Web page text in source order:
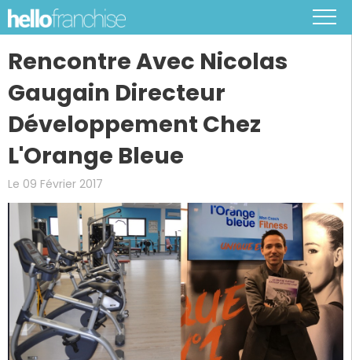
Rencontre Avec Nicolas
Gaugain Directeur
Développement Chez
L'Orange Bleue
Le 09 Février 2017